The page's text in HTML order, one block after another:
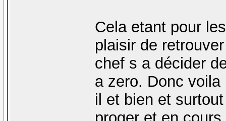
Cela etant pour
plaisir de
chef s a décider
a zero. Donc
il et bien et